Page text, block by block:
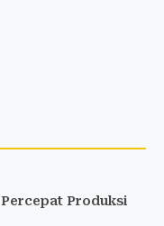
Produksi